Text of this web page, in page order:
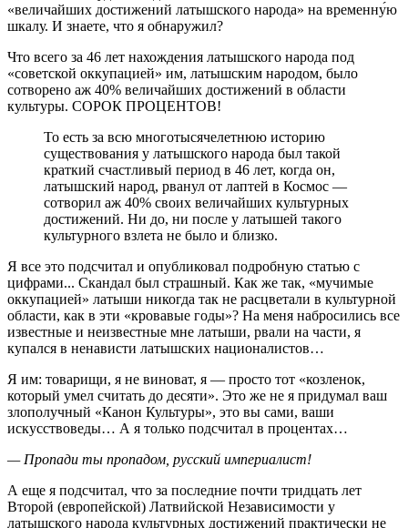
«величайших достижений латышского народа» на временну́ю
шкалу. И знаете, что я обнаружил?
Что всего за 46 лет нахождения латышского народа под
«советской оккупацией» им, латышским народом, было
сотворено аж 40% величайших достижений в области
культуры. СОРОК ПРОЦЕНТОВ!
То есть за всю многотысячелетнюю историю
существования у латышского народа был такой
краткий счастливый период в 46 лет, когда он,
латышский народ, рванул от лаптей в Космос —
сотворил аж 40% своих величайших культурных
достижений. Ни до, ни после у латышей такого
культурного взлета не было и близко.
Я все это подсчитал и опубликовал подробную статью с
цифрами... Скандал был страшный. Как же так, «мучимые
оккупацией» латыши никогда так не расцветали в культурной
области, как в эти «кровавые годы»? На меня набросились все
известные и неизвестные мне латыши, рвали на части, я
купался в ненависти латышских националистов…
Я им: товарищи, я не виноват, я — просто тот «козленок,
который умел считать до десяти». Это же не я придумал ваш
злополучный «Канон Культуры», это вы сами, ваши
искусствоведы… А я только подсчитал в процентах…
— Пропади ты пропадом, русский империалист!
А еще я подсчитал, что за последние почти тридцать лет
Второй (европейской) Латвийской Независимости у
латышского народа культурных достижений практически не